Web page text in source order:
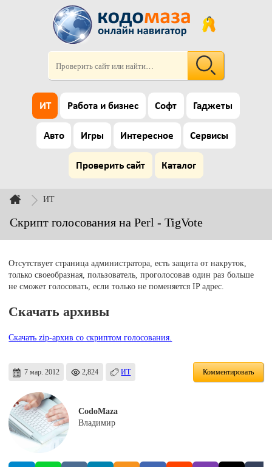
ИТ Работа и бизнес Софт Гаджеты
Авто Игры Интересное Сервисы
Проверить сайт Каталог
ИТ
Скрипт голосования на Perl - TigVote
Отсутствует страница администратора, есть защита от накруток,
только своеобразная, пользователь, проголосовав один раз больше
не сможет голосовать, если только не поменяется IP адрес.
Скачать архивы
Скачать zip-архив со скриптом голосования.
7 мар. 2012 2,824 ИТ Комментировать
CodoMaza
Владимир